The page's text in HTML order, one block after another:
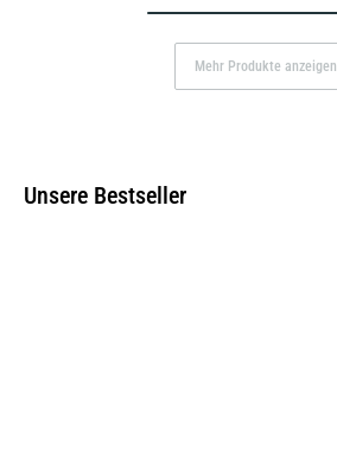
Mehr Produkte anzeigen
Unsere Bestseller